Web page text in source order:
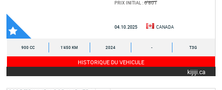
PRIX INITIAL :6'801
04.10.2025 CANADA
900 CC 1'450 KM 2024 - T3G
HISTORIQUE DU VEHICULE
kijiji.ca